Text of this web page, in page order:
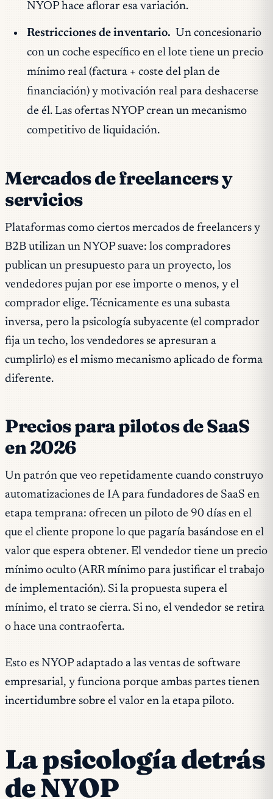
NYOP hace aflorar esa variación.
Restricciones de inventario. Un concesionario
con un coche específico en el lote tiene un precio
mínimo real (factura + coste del plan de
financiación) y motivación real para deshacerse
de él. Las ofertas NYOP crean un mecanismo
competitivo de liquidación.
Mercados de freelancers y
servicios
Plataformas como ciertos mercados de freelancers y
B2B utilizan un NYOP suave: los compradores
publican un presupuesto para un proyecto, los
vendedores pujan por ese importe o menos, y el
comprador elige. Técnicamente es una subasta
inversa, pero la psicología subyacente (el comprador
fija un techo, los vendedores se apresuran a
cumplirlo) es el mismo mecanismo aplicado de forma
diferente.
Precios para pilotos de SaaS
en 2026
Un patrón que veo repetidamente cuando construyo
automatizaciones de IA para fundadores de SaaS en
etapa temprana: ofrecen un piloto de 90 días en el
que el cliente propone lo que pagaría basándose en el
valor que espera obtener. El vendedor tiene un precio
mínimo oculto (ARR mínimo para justificar el trabajo
de implementación). Si la propuesta supera el
mínimo, el trato se cierra. Si no, el vendedor se retira
o hace una contraoferta.
Esto es NYOP adaptado a las ventas de software
empresarial, y funciona porque ambas partes tienen
incertidumbre sobre el valor en la etapa piloto.
La psicología detrás
de NYOP